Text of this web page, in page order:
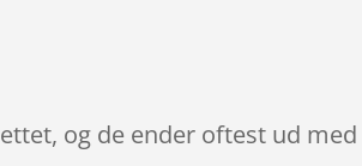
og de ender oftest ud